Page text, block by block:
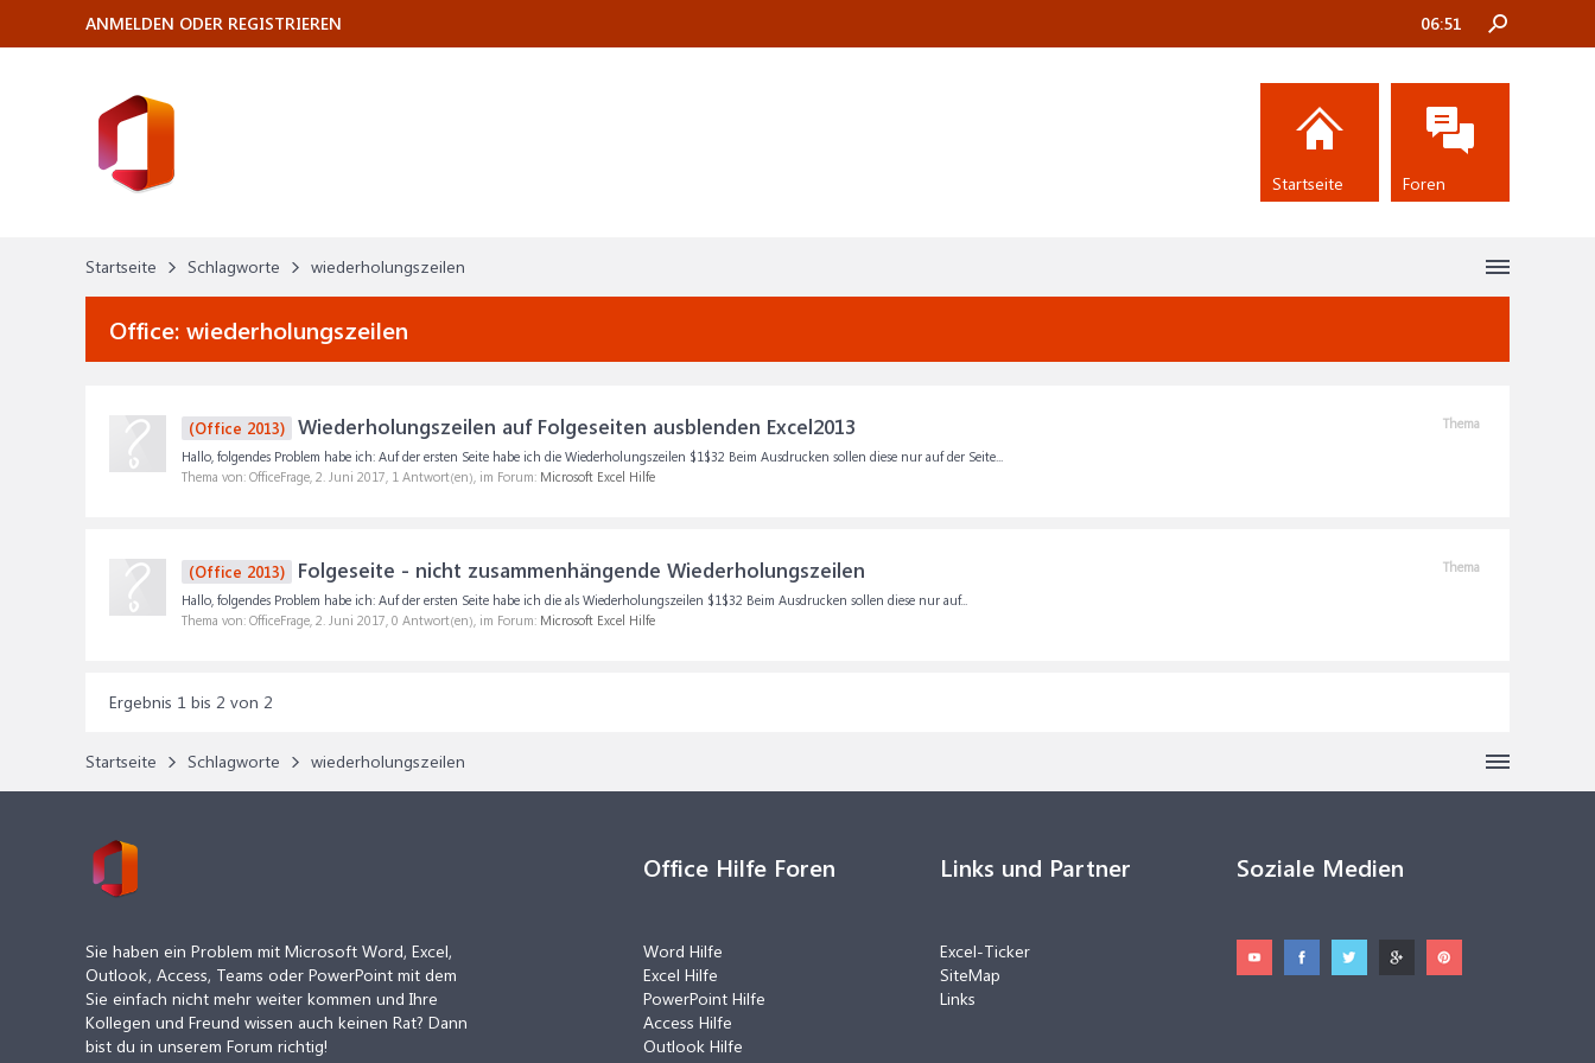
Startseite Schlagworte wiederholungszeilen
Office: wiederholungszeilen
Thema
(Office 2013) Wiederholungszeilen auf Folgeseiten ausblenden Excel2013
Hallo, folgendes Problem habe ich: Auf der ersten Seite habe ich die Wiederholungszeilen $1$32 Beim Ausdrucken sollen diese nur auf der Seite...
Thema von: OfficeFrage, 2. Juni 2017, 1 Antwort(en), im Forum: Microsoft Excel Hilfe
Thema
(Office 2013) Folgeseite - nicht zusammenhängende Wiederholungszeilen
Hallo, folgendes Problem habe ich: Auf der ersten Seite habe ich die als Wiederholungszeilen $1$32 Beim Ausdrucken sollen diese nur auf...
Thema von: OfficeFrage, 2. Juni 2017, 0 Antwort(en), im Forum: Microsoft Excel Hilfe
Ergebnis 1 bis 2 von 2
Startseite Schlagworte wiederholungszeilen
ANMELDEN ODER REGISTRIEREN 06:51
Startseite Foren
Sie haben ein Problem mit Microsoft Word, Excel,
Outlook, Access, Teams oder PowerPoint mit dem
Sie einfach nicht mehr weiter kommen und Ihre
Kollegen und Freund wissen auch keinen Rat? Dann
bist du in unserem Forum richtig!
Office Hilfe Foren
Word Hilfe
Excel Hilfe
PowerPoint Hilfe
Access Hilfe
Outlook Hilfe
Links und Partner
Excel-Ticker
SiteMap
Links
Soziale Medien